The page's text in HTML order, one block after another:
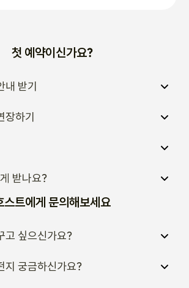
첫 예약이신가요?
내 받기
장하기
받나요?
스트에게 문의해보세요
고 싶으신가요?
지 궁금하신가요?